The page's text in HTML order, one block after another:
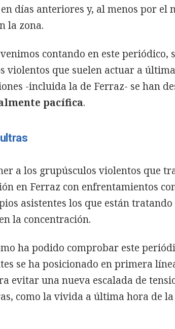
días anteriores y, al menos por el
la zona.
contando en este periódico,
violentos que suelen actuar a
-incluida la de Ferraz- se han
pacífica.
a los grupúsculos violentos que
en Ferraz con enfrentamientos
asistentes los que están
la concentración.
ha podido comprobar este
se ha posicionado en primera
evitar una nueva escalada de
como la vivida a última hora de la